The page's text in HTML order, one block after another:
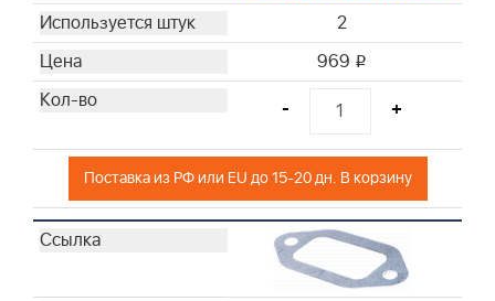
2
969 i
- +
Поставка из РФ или EU до 15-20 дн. В корзину